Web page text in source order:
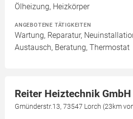
Ölheizung, Heizkörper
ANGEBOTENE TÄTIGKEITEN
Wartung, Reparatur,
Austausch, Beratung, Thermostat
Reiter Heiztechnik GmbH
Gmünderstr.13, 73547 Lorch (23km